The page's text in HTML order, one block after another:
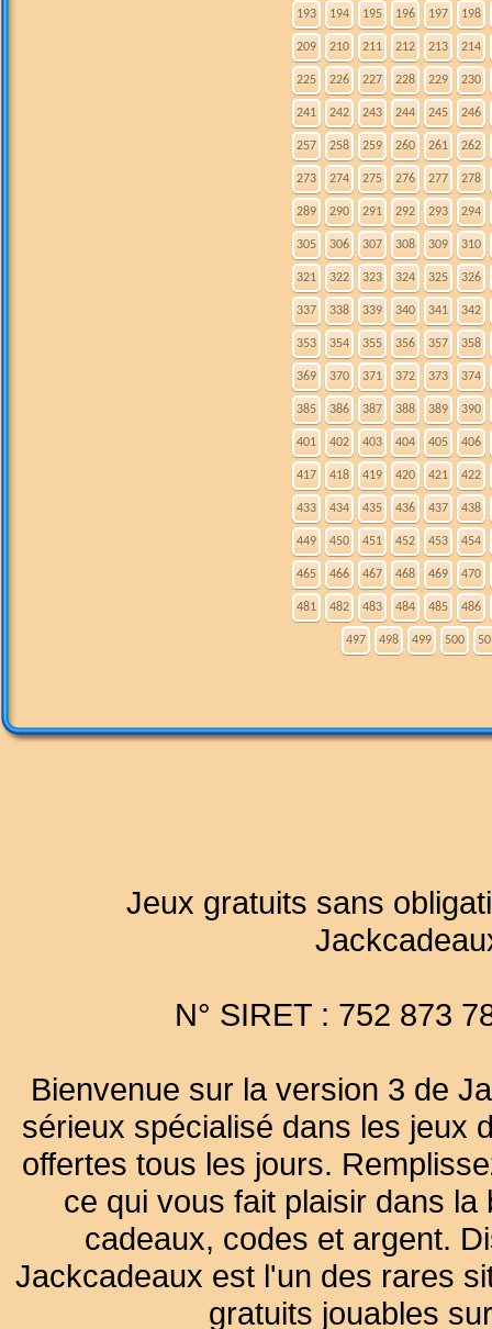
193 194 195 196 197 198
209 210 211 212 213 214
225 226 227 228 229 230
241 242 243 244 245 246
257 258 259 260 261 262
273 274 275 276 277 278
289 290 291 292 293 294
305 306 307 308 309 310
321 322 323 324 325 326
337 338 339 340 341 342
353 354 355 356 357 358
369 370 371 372 373 374
385 386 387 388 389 390
401 402 403 404 405 406
417 418 419 420 421 422
433 434 435 436 437 438
449 450 451 452 453 454
465 466 467 468 469 470
481 482 483 484 485 486
497 498 499 500
Jeux gratuits sans
N° SIRET : 752 873
Bienvenue sur la version 3 de
sérieux spécialisé dans les jeux
offertes tous les jours.
ce qui vous fait plaisir dans
cadeaux, codes et argent.
Jackcadeaux est l'un des rares
gratuits jouables